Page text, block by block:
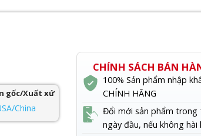
gốc/Xuất xứ
China
CHÍNH SÁCH BÁN
100% Sản phẩm nhập
CHÍNH HÃNG
Đổi mới sản phẩm trong
ngày đầu, nếu không hài